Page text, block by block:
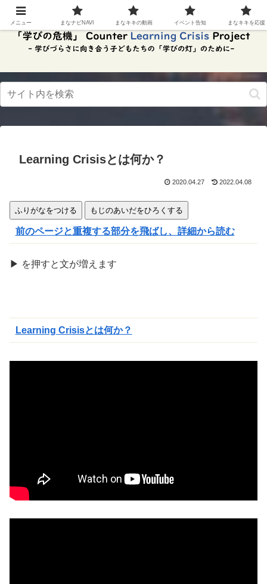
スク
リー
ンリ
ド。
この
ボタ
ンを
と、
ダー
の読
み上
にで
Learning Crisisとは何か？
2020.04.27 2022.04.08
ふりがなをつける もじのあいだをひろくする
前のページと重複する部分を飛ばし、詳細から読む
▶ を押すと文が増 えます
Learning Crisisとは何か？
メニュー まなナビNAVI まなキキの動画 イベント告知 まなキキを応援